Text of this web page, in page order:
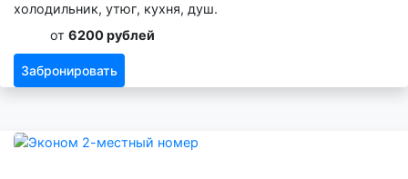
холодильник, утюг, кухня, душ.
от 6200 рублей
Забронировать